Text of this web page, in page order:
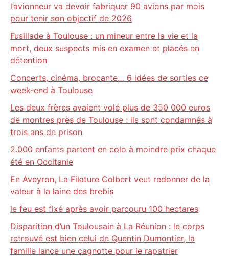
l’avionneur va devoir fabriquer 90 avions par mois
pour tenir son objectif de 2026
Fusillade à Toulouse : un mineur entre la vie et la
mort, deux suspects mis en examen et placés en
détention
Concerts, cinéma, brocante… 6 idées de sorties ce
week-end à Toulouse
Les deux frères avaient volé plus de 350 000 euros
de montres près de Toulouse : ils sont condamnés à
trois ans de prison
2.000 enfants partent en colo à moindre prix chaque
été en Occitanie
En Aveyron, La Filature Colbert veut redonner de la
valeur à la laine des brebis
le feu est fixé après avoir parcouru 100 hectares
Disparition d’un Toulousain à La Réunion : le corps
retrouvé est bien celui de Quentin Dumontier, la
famille lance une cagnotte pour le rapatrier